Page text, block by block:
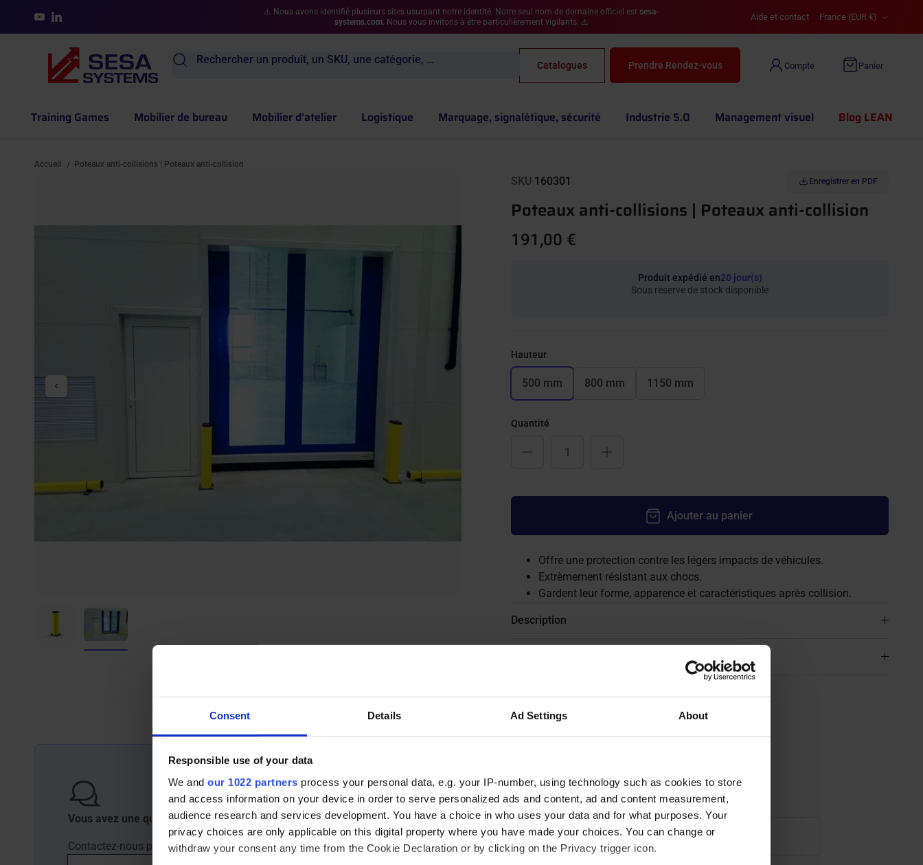
Consent Details Ad Settings About
Responsible use of your data
We and our 1022 partners process your personal data, e.g. your IP-number, using technology such as cookies to store
and access information on your device in order to serve personalized ads and content, ad and content measurement,
audience research and services development. You have a choice in who uses your data and for what purposes. Your
privacy choices are only applicable on this digital property where you have made your choices. You can change or
withdraw your consent any time from the Cookie Declaration or by clicking on the Privacy trigger icon.
YouTubeLinkedIn
⚠️ Nous avons identifié plusieurs sites usurpant notre identité. Notre seul nom de domaine officiel est sesa-
systems.com. Nous vous invitons à être particulièrement vigilants. ⚠️ Aide et contact France (EUR €)
Rechercher un produit, un SKU, une catégorie, … Catalogues Prendre Rendez-vous Compte Panier
Training Games Mobilier de bureau Mobilier d'atelier Logistique Marquage, signalétique, sécurité Industrie 5.0 Management visuel Blog LEAN
Accueil / Poteaux anti-collisions | Poteaux anti-collision
Précédent
SKU 160301 Enregistrer en PDF
Poteaux anti-collisions | Poteaux anti-collision
191,00 €
Produit expédié en20 jour(s)
Sous réserve de stock disponible
Hauteur
500 mm 800 mm 1150 mm
Quantité
Ajouter au panier
Offre une protection contre les légers impacts de véhicules.
Extrèmement résistant aux chocs.
Gardent leur forme, apparence et caractéristiques après collision.
Description
Vous avez une question sur nos produits ?
Contactez-nous par téléphone +33 (0) 2 32 96 07 23 ou par e-mail
Questions fréquentes